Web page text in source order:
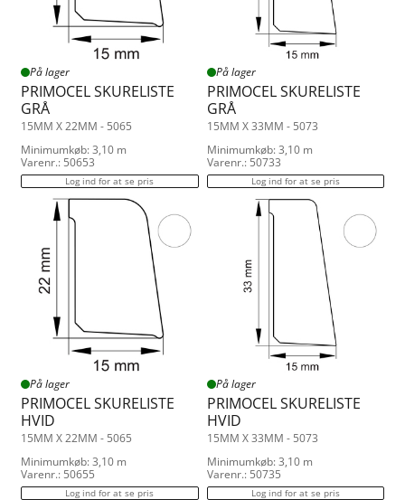
På lager
PRIMOCEL SKURELISTE
GRÅ
15MM X 22MM - 5065
Minimumkøb: 3,10 m
Varenr.: 50653
Log ind for at se pris
På lager
PRIMOCEL SKURELISTE
GRÅ
15MM X 33MM - 5073
Minimumkøb: 3,10 m
Varenr.: 50733
Log ind for at se pris
På lager
PRIMOCEL SKURELISTE
HVID
15MM X 22MM - 5065
Minimumkøb: 3,10 m
Varenr.: 50655
Log ind for at se pris
På lager
PRIMOCEL SKURELISTE
HVID
15MM X 33MM - 5073
Minimumkøb: 3,10 m
Varenr.: 50735
Log ind for at se pris